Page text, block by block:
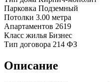
Парковка Подземный
Потолки 3.00 метра
Апартаментов 2619
Класс жилья Бизнес
Тип договора 214 ФЗ
Описание